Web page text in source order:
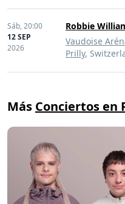
Sáb,20:00
12 SEP
2026
Robbie
Vaudoise
Prilly,
Más Conciertos en